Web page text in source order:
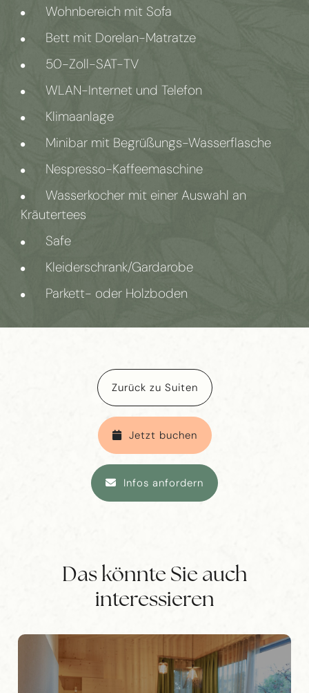
Wohnbereich mit Sofa
Bett mit Dorelan-Matratze
50-Zoll-SAT-TV
WLAN-Internet und Telefon
Klimaanlage
Minibar mit Begrüßungs-Wasserflasche
Nespresso-Kaffeemaschine
Wasserkocher mit einer Auswahl an
Kräutertees
Safe
Kleiderschrank/Gardarobe
Parkett- oder Holzboden
Zurück zu Suiten
Jetzt buchen
Infos anfordern
Das könnte Sie auch
interessieren